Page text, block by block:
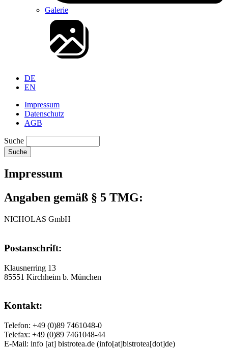
Galerie
DE
EN
Impressum
Datenschutz
AGB
Suche
Suche
Impressum
Angaben gemäß § 5 TMG:
NICHOLAS GmbH
Postanschrift:
Klausnerring 13
85551 Kirchheim b. München
Kontakt:
Telefon: +49 (0)89 7461048-0
Telefax: +49 (0)89 7461048-44
E-Mail: info [at] bistrotea.de (info[at]bistrotea[dot]de)